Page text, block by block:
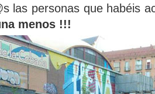
las personas que habéis
menos !!!